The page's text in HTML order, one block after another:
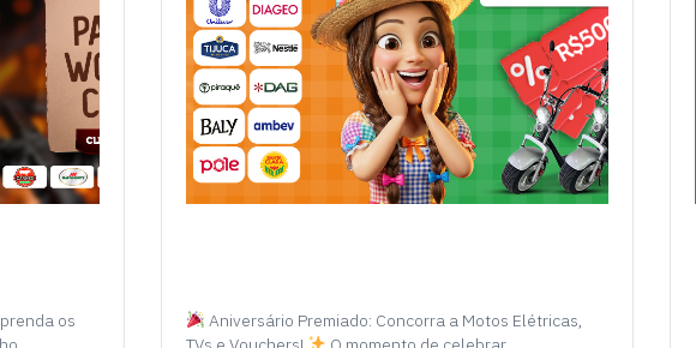
os
Aniversário Premiado: Concorra a Motos Elétricas,